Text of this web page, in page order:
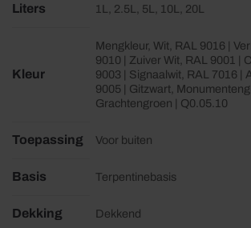
Liters 1L, 2.5L, 5L, 10L, 20L
Kleur
Mengkleur, Wit, RAL 9016 |
9010 | Zuiver Wit, RAL 9001 |
9003 | Signaalwit, RAL 7016 |
9005 | Gitzwart,
Grachtengroen | Q0.05.10
Toepassing Voor buiten
Basis Terpentinebasis
Dekking Dekkend